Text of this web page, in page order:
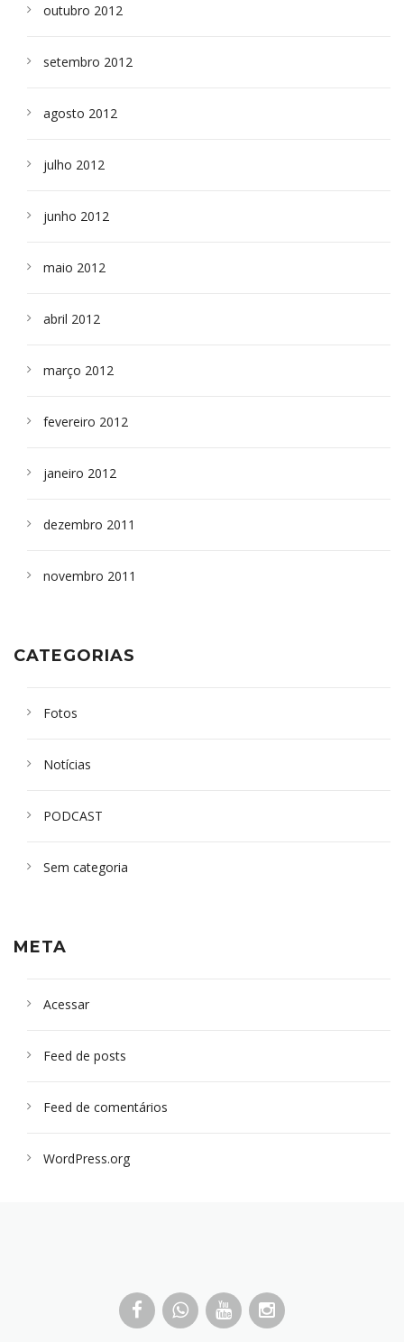
outubro 2012
setembro 2012
agosto 2012
julho 2012
junho 2012
maio 2012
abril 2012
março 2012
fevereiro 2012
janeiro 2012
dezembro 2011
novembro 2011
CATEGORIAS
Fotos
Notícias
PODCAST
Sem categoria
META
Acessar
Feed de posts
Feed de comentários
WordPress.org